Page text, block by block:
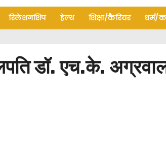
रिलेशनशिप हेल्थ शिक्षा/कैरियर धर्म/
डॉ. एच.के.